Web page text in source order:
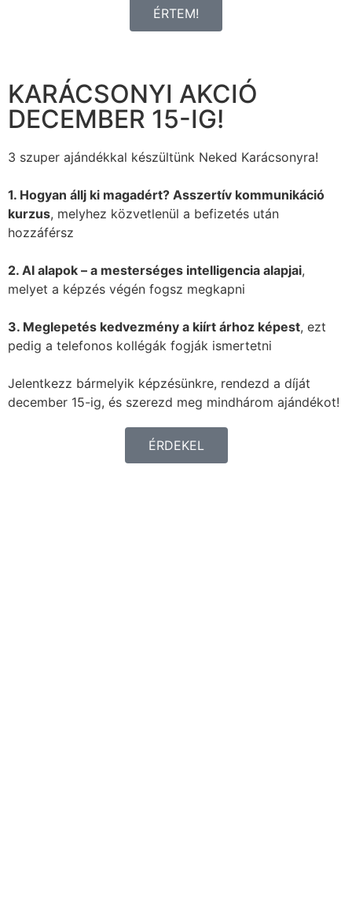
ÉRTEM!
KARÁCSONYI AKCIÓ
DECEMBER 15-IG!
3 szuper ajándékkal készültünk Neked Karácsonyra!
1. Hogyan állj ki magadért? Asszertív kommunikáció
kurzus, melyhez közvetlenül a befizetés után
hozzáférsz
2. AI alapok – a mesterséges intelligencia alapjai,
melyet a képzés végén fogsz megkapni
3. Meglepetés kedvezmény a kiírt árhoz képest, ezt
pedig a telefonos kollégák fogják ismertetni
Jelentkezz bármelyik képzésünkre, rendezd a díját
december 15-ig, és szerezd meg mindhárom ajándékot!
ÉRDEKEL